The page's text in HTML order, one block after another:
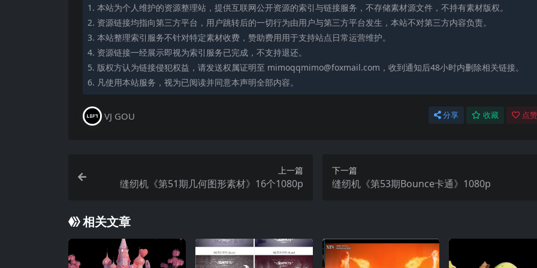
1. 本站为个人维护的资源整理站，提供互联网公开资源的索引与链接服务，不存储素材源文件，不持有素材版权。
2. 资源链接均指向第三方平台，用户跳转后的一切行为由用户与第三方平台发生，本站不对第三方内容负责。
3. 本站整理索引服务不针对特定素材收费，赞助费用用于支持站点日常运营维护。
4. 资源链接一经展示即视为索引服务已完成，不支持退还。
5. 版权方认为链接侵犯权益，请发送权属证明至 mimoqqmimo@foxmail.com，收到通知后48小时内删除相关链接。
6. 凡使用本站服务，视为已阅读并同意本声明全部内容。
VJ GOU 分享 收藏 点
上一篇
缝纫机《第51期几何图形素材》16个1080p
下一篇
缝纫机《第53期Bounce卡通》1080p
相关文章